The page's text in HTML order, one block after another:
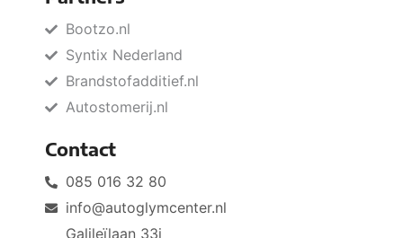
Bootzo.nl
Syntix Nederland
Brandstofadditief.nl
Autostomerij.nl
Contact
085 016 32 80
info@autoglymcenter.nl
Galileïlaan 33i